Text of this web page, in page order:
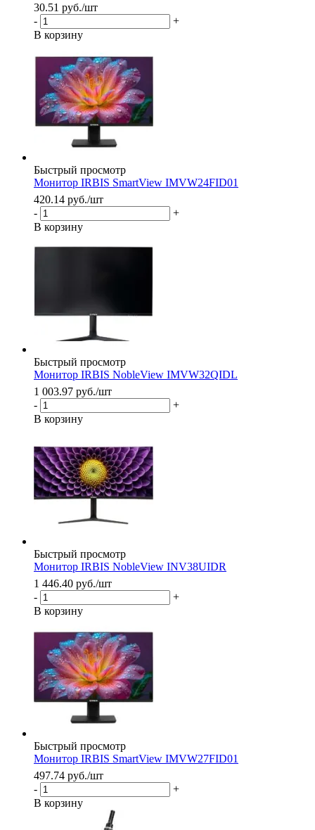
30.51 руб./шт
-
+
В корзину
Быстрый просмотр
Монитор IRBIS SmartView IMVW24FID01
420.14 руб./шт
-
+
В корзину
Быстрый просмотр
Монитор IRBIS NobleView IMVW32QIDL
1 003.97 руб./шт
-
+
В корзину
Быстрый просмотр
Монитор IRBIS NobleView INV38UIDR
1 446.40 руб./шт
-
+
В корзину
Быстрый просмотр
Монитор IRBIS SmartView IMVW27FID01
497.74 руб./шт
-
+
В корзину